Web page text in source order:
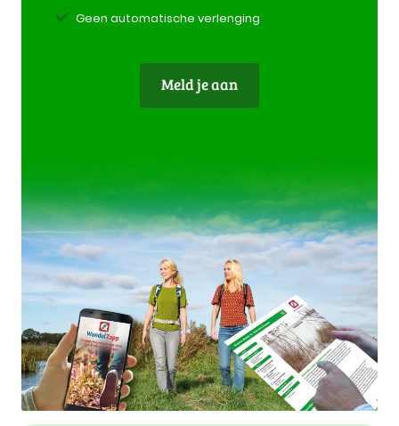
Geen automatische verlenging
Meld je aan